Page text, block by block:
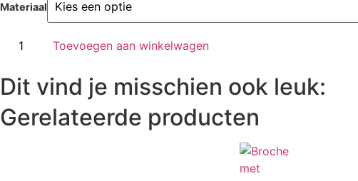
Materiaal
Toevoegen aan winkelwagen
Dit vind je misschien ook leuk:
Gerelateerde producten